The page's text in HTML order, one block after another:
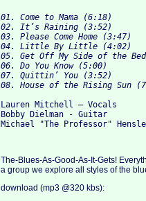
01. Come to Mama (6:18)
02. It’s Raining (3:52)
03. Please Come Home (3:47)
04. Little By Little (4:02)
05. Get Off My Side of the
06. Do You Know (5:00)
07. Quittin’ You (3:52)
Lauren Mitchell – Vocals
Bobby Dielman - Guitar
The-Blues-As-Good-As-It-Gets!
a group we explore all styles of the
download (mp3 @320 kbs):